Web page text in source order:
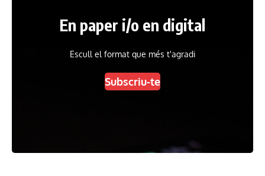
En paper i/o en digital
Escull el format que més t'agradi
Subscriu-te